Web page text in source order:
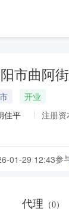
市曲阿
开业
佳平 注册资
01-29 12:43参
代理 （0）